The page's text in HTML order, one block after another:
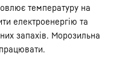
температуру на
електроенергію та
запахів. Морозильна